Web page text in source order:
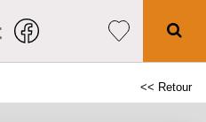
<< Retour